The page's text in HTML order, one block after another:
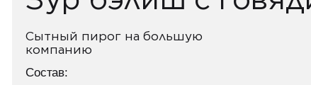
Эчпочмак
Сытный пирог на большую
компанию
Состав: